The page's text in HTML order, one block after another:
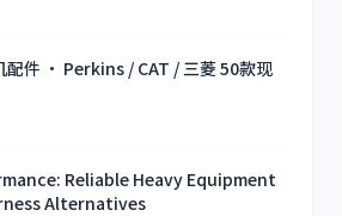
件 · Perkins / CAT / 三菱 50款现
Reliable Heavy Equipment
Alternatives